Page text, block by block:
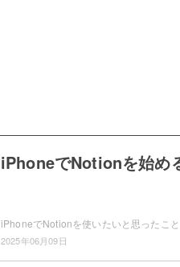
iPhoneでNotionを始め
2025年06月09日